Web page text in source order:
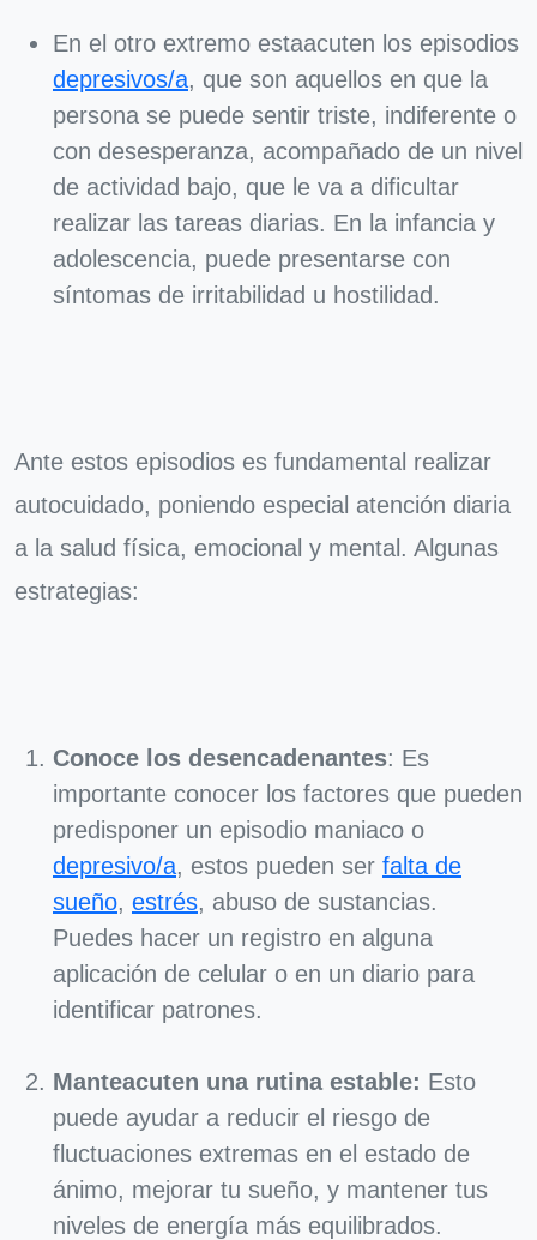
En el otro extremo estaacuten los episodios
depresivos/a, que son aquellos en que la
persona se puede sentir triste, indiferente o
con desesperanza, acompañado de un nivel
de actividad bajo, que le va a dificultar
realizar las tareas diarias. En la infancia y
adolescencia, puede presentarse con
síntomas de irritabilidad u hostilidad.
Ante estos episodios es fundamental realizar
autocuidado, poniendo especial atención diaria
a la salud física, emocional y mental. Algunas
estrategias:
Conoce los desencadenantes: Es
importante conocer los factores que pueden
predisponer un episodio maniaco o
depresivo/a, estos pueden ser falta de
sueño, estrés, abuso de sustancias.
Puedes hacer un registro en alguna
aplicación de celular o en un diario para
identificar patrones.
Manteacuten una rutina estable: Esto
puede ayudar a reducir el riesgo de
fluctuaciones extremas en el estado de
ánimo, mejorar tu sueño, y mantener tus
niveles de energía más equilibrados.